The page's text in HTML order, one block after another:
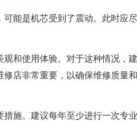
能是机芯受到了震动。此时应
和使用体验。对于这种情况，
店非常重要，以确保维修质量
施。建议每年至少进行一次专